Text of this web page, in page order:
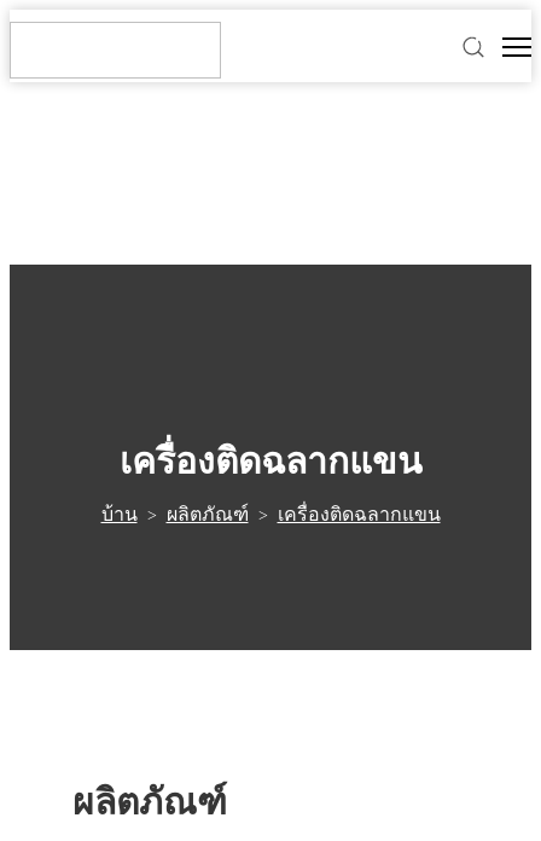
เครื่องติดฉลากแขน
บ้าน> ผลิตภัณฑ์ > เครื่องติดฉลากแขน
ผลิตภัณฑ์